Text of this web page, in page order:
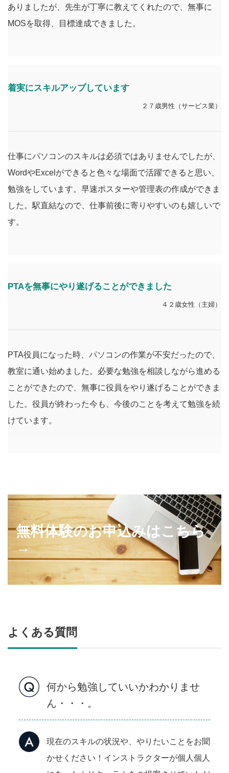
ありましたが、先生が丁寧に教えてくれたので、無事に
MOSを取得、目標達成できました。
着実にスキルアップしています
２７歳男性（サービス業）
仕事にパソコンのスキルは必須ではありませんでしたが、
WordやExcelができると色々な場面で活躍できると思い、
勉強をしています。早速ポスターや管理表の作成ができま
した。駅直結なので、仕事前後に寄りやすいのも嬉しいで
す。
PTAを無事にやり遂げることができました
４２歳女性（主婦）
PTA役員になった時、パソコンの作業が不安だったので、
教室に通い始めました。必要な勉強を相談しながら進める
ことができたので、無事に役員をやり遂げることができま
した。役員が終わった今も、今後のことを考えて勉強を続
けています。
無料体験のお申込みはこちら
→
よくある質問
何から勉強していいかわかりませ
ん・・・。
現在のスキルの状況や、やりたいことをお聞
かせください！インストラクターが個人個人